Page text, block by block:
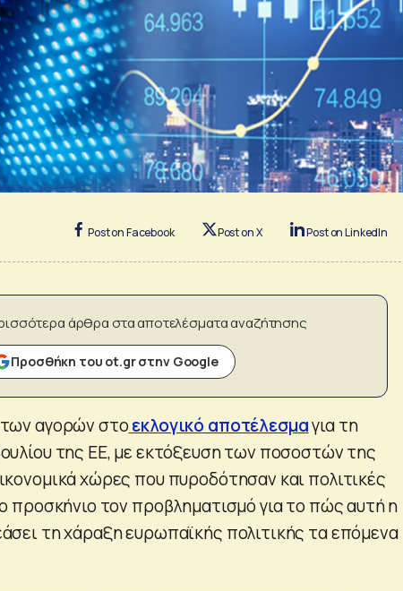
Post on Facebook Post on X Post on LinkedIn
άρθρα στα αποτελέσματα αναζήτησης
Προσθήκη του ot.gr στην Google
αγορών στοεκλογικό αποτέλεσμαγια τη
της ΕΕ, με εκτόξευση των ποσοστών της
χώρες που πυροδότησαν και πολιτικές
προσκήνιο τον προβληματισμό για το πώς αυτή η
τη χάραξη ευρωπαϊκής πολιτικής τα επόμενα